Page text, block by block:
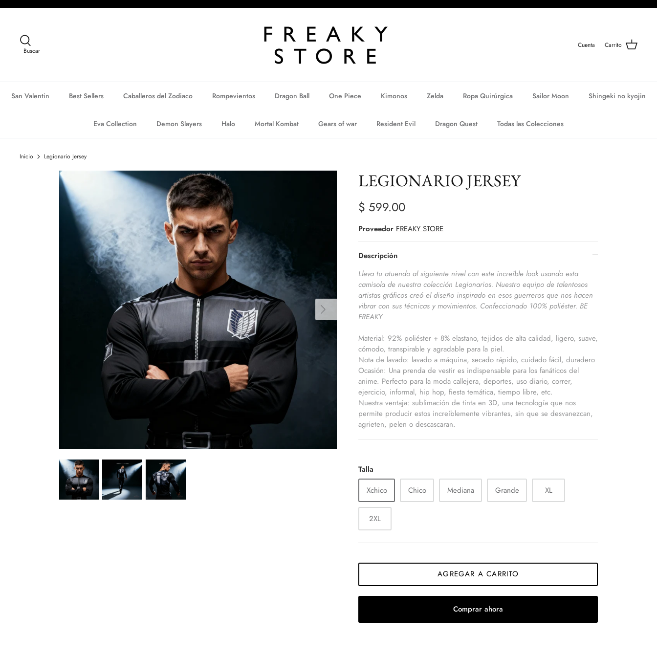
Buscar
Cuenta Carrito
San Valentin Best Sellers Caballeros del Zodiaco Rompevientos Dragon Ball One Piece Kimonos Zelda Ropa Quirúrgica Sailor Moon Shingeki no kyojin
Eva Collection Demon Slayers Halo Mortal Kombat Gears of war Resident Evil Dragon Quest Todas las Colecciones
Inicio Legionario Jersey
LEGIONARIO JERSEY
$ 599.00
Proveedor FREAKY STORE
Descripción
Lleva tu atuendo al siguiente nivel con este increíble look usando esta
camisola de nuestra colección Legionarios. Nuestro equipo de talentosos
artistas gráficos creó el diseño inspirado en esos guerreros que nos hacen
vibrar con sus técnicas y movimientos. Confeccionado 100% poliéster. BE
FREAKY
Material: 92% poliéster + 8% elastano, tejidos de alta calidad, ligero, suave,
cómodo, transpirable y agradable para la piel.
Nota de lavado: lavado a máquina, secado rápido, cuidado fácil, duradero
Ocasión: Una prenda de vestir es indispensable para los fanáticos del
anime. Perfecto para la moda callejera, deportes, uso diario, correr,
ejercicio, informal, hip hop, fiesta temática, tiempo libre, etc.
Nuestra ventaja: sublimación de tinta en 3D, una tecnología que nos
permite producir estos increíblemente vibrantes, sin que se desvanezcan,
agrieten, pelen o descascaran.
Talla
Xchico
Chico Mediana Grande XL
2XL
AGREGAR A CARRITO
Comprar ahora